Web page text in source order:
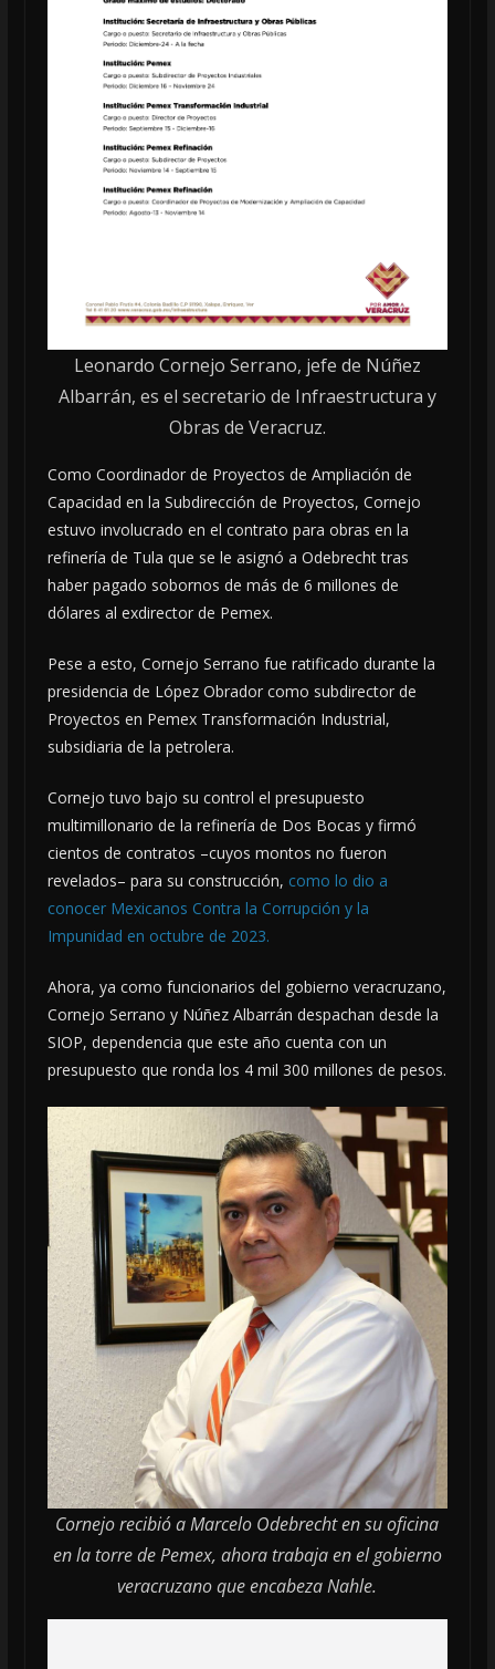
Leonardo Cornejo Serrano, jefe de Núñez
Albarrán, es el secretario de Infraestructura y
Obras de Veracruz.
Como Coordinador de Proyectos de Ampliación de
Capacidad en la Subdirección de Proyectos, Cornejo
estuvo involucrado en el contrato para obras en la
refinería de Tula que se le asignó a Odebrecht tras
haber pagado sobornos de más de 6 millones de
dólares al exdirector de Pemex.
Pese a esto, Cornejo Serrano fue ratificado durante la
presidencia de López Obrador como subdirector de
Proyectos en Pemex Transformación Industrial,
subsidiaria de la petrolera.
Cornejo tuvo bajo su control el presupuesto
multimillonario de la refinería de Dos Bocas y firmó
cientos de contratos –cuyos montos no fueron
revelados– para su construcción, como lo dio a
conocer Mexicanos Contra la Corrupción y la
Impunidad en octubre de 2023.
Ahora, ya como funcionarios del gobierno veracruzano,
Cornejo Serrano y Núñez Albarrán despachan desde la
SIOP, dependencia que este año cuenta con un
presupuesto que ronda los 4 mil 300 millones de pesos.
Cornejo recibió a Marcelo Odebrecht en su oficina
en la torre de Pemex, ahora trabaja en el gobierno
veracruzano que encabeza Nahle.